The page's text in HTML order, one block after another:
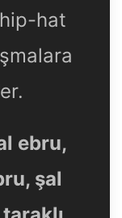
hat
ebru,
şal